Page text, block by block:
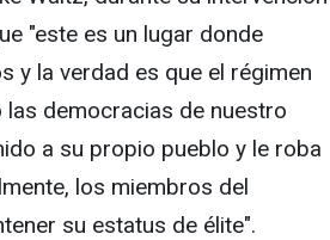
"este es un lugar donde
y la verdad es que el régimen
las democracias de nuestro
a su propio pueblo y le roba
los miembros del
su estatus de élite".